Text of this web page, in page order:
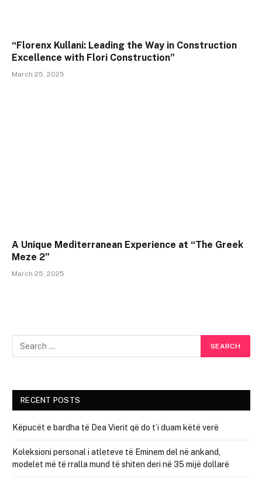
“Florenx Kullani: Leading the Way in Construction
Excellence with Flori Construction”
March 25, 2025
A Unique Mediterranean Experience at “The Greek
Meze 2”
March 25, 2025
RECENT POSTS
Këpucët e bardha të Dea Vierit që do t’i duam këtë verë
Koleksioni personal i atleteve të Eminem del në ankand,
modelet më të rralla mund të shiten deri në 35 mijë dollarë